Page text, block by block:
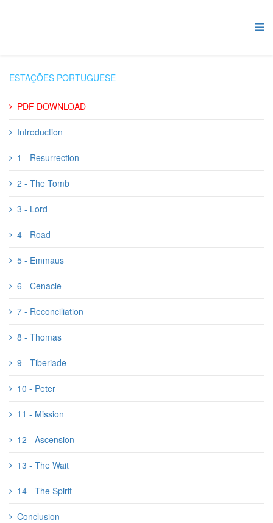
ESTAÇÕES PORTUGUESE
PDF DOWNLOAD
Introduction
1 - Resurrection
2 - The Tomb
3 - Lord
4 - Road
5 - Emmaus
6 - Cenacle
7 - Reconciliation
8 - Thomas
9 - Tiberiade
10 - Peter
11 - Mission
12 - Ascension
13 - The Wait
14 - The Spirit
Conclusion